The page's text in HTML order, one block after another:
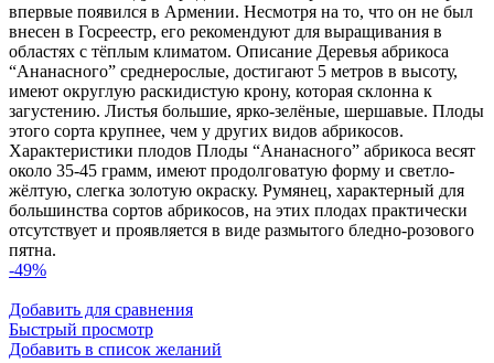
впервые появился в Армении. Несмотря на то, что он не был
внесен в Госреестр, его рекомендуют для выращивания в
областях с тёплым климатом. Описание Деревья абрикоса
“Ананасного” среднерослые, достигают 5 метров в высоту,
имеют округлую раскидистую крону, которая склонна к
загустению. Листья большие, ярко-зелёные, шершавые. Плоды
этого сорта крупнее, чем у других видов абрикосов.
Характеристики плодов Плоды “Ананасного” абрикоса весят
около 35-45 грамм, имеют продолговатую форму и светло-
жёлтую, слегка золотую окраску. Румянец, характерный для
большинства сортов абрикосов, на этих плодах практически
отсутствует и проявляется в виде размытого бледно-розового
пятна.
-49%
Добавить для сравнения
Быстрый просмотр
Добавить в список желаний